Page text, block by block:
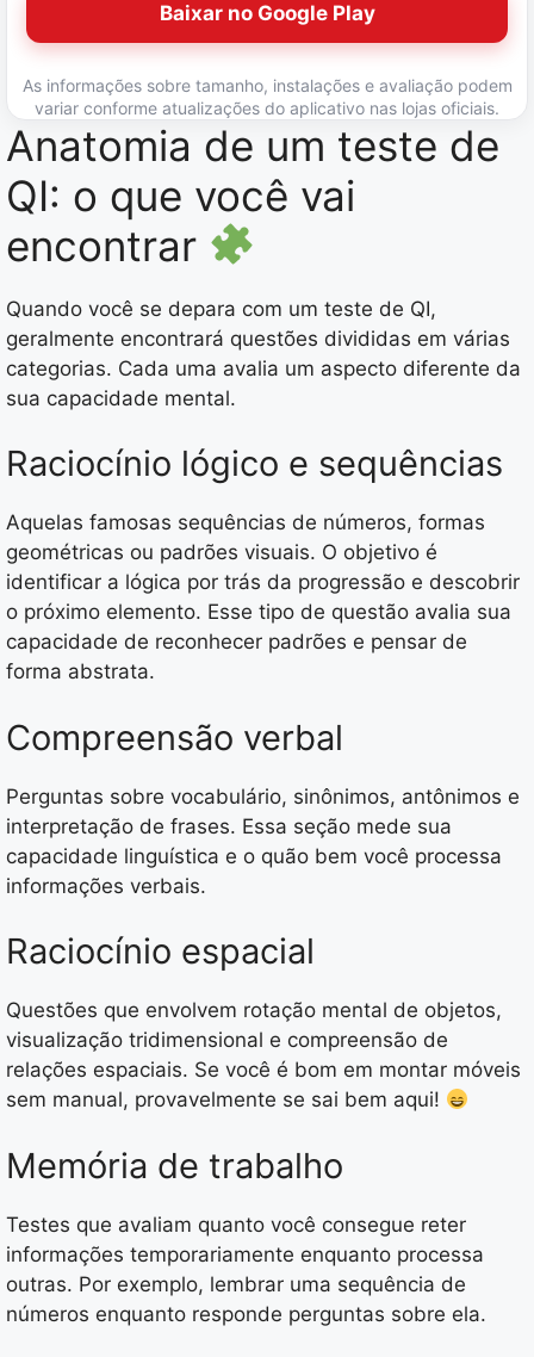
Baixar no Google Play
As informações sobre tamanho, instalações e avaliação podem
variar conforme atualizações do aplicativo nas lojas oficiais.
Anatomia de um teste de
QI: o que você vai
encontrar
Quando você se depara com um teste de QI,
geralmente encontrará questões divididas em várias
categorias. Cada uma avalia um aspecto diferente da
sua capacidade mental.
Raciocínio lógico e sequências
Aquelas famosas sequências de números, formas
geométricas ou padrões visuais. O objetivo é
identificar a lógica por trás da progressão e descobrir
o próximo elemento. Esse tipo de questão avalia sua
capacidade de reconhecer padrões e pensar de
forma abstrata.
Compreensão verbal
Perguntas sobre vocabulário, sinônimos, antônimos e
interpretação de frases. Essa seção mede sua
capacidade linguística e o quão bem você processa
informações verbais.
Raciocínio espacial
Questões que envolvem rotação mental de objetos,
visualização tridimensional e compreensão de
relações espaciais. Se você é bom em montar móveis
sem manual, provavelmente se sai bem aqui!
Memória de trabalho
Testes que avaliam quanto você consegue reter
informações temporariamente enquanto processa
outras. Por exemplo, lembrar uma sequência de
números enquanto responde perguntas sobre ela.